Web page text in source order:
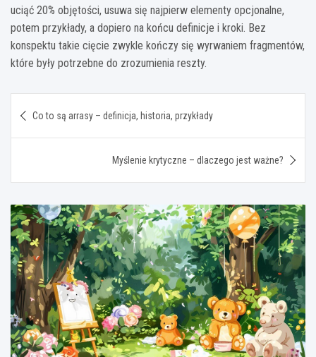
uciąć 20% objętości, usuwa się najpierw elementy opcjonalne,
potem przykłady, a dopiero na końcu definicje i kroki. Bez
konspektu takie cięcie zwykle kończy się wyrwaniem fragmentów,
które były potrzebne do zrozumienia reszty.
wpisu
Co to są arrasy – definicja, historia, przykłady
Myślenie krytyczne – dlaczego jest ważne?